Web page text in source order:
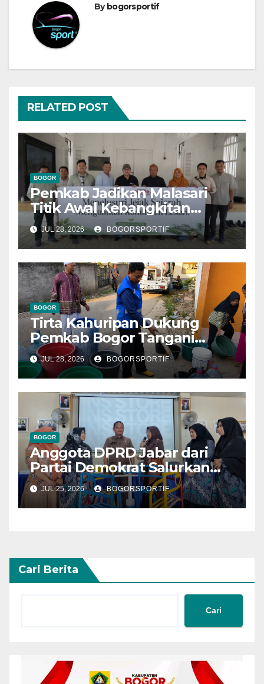
Bybogorsportif
RELATED POST
BOGOR
Pemkab Jadikan Malasari
Titik Awal Kebangkitan
Bogor, PPLI Perkuat
Komitmen Lestarikan Alam
dan Warisan Sejarah
JUL 28, 2026 BOGORSPORTIF
BOGOR
Tirta Kahuripan Dukung
Pemkab Bogor Tangani
Dampak Kemarau
JUL 28, 2026 BOGORSPORTIF
BOGOR
Anggota DPRD Jabar dari
Partai Demokrat Salurkan
Bantuan Perlengkapan
Taman Kanak Kanak
JUL 25, 2026 BOGORSPORTIF
Cari Berita
Cari